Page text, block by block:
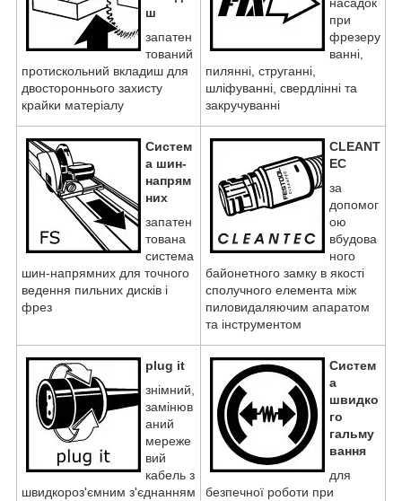
ш
запатен
тований
протискольний вкладиш для
двостороннього захисту
крайки матеріалу
насадок
при
фрезеру
ванні,
пилянні, струганні,
шліфуванні, свердлінні та
закручуванні
Систем
а шин-
напрям
них
запатен
тована
система
шин-напрямних для точного
ведення пильних дисків і
фрез
CLEANT
EC
за
допомог
ою
вбудова
ного
байонетного замку в якості
сполучного елемента між
пиловидаляючим апаратом
та інструментом
plug it
знімний,
замінюв
аний
мереже
вий
кабель з
швидкороз'ємним з'єднанням
Систем
а
швидко
го
гальму
вання
для
безпечної роботи при